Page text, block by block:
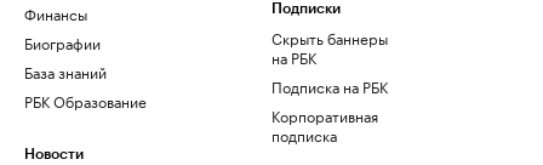
Финансы
Биографии
База знаний
РБК Образование
Новости
Подписки
Скрыть баннеры
на РБК
Подписка на РБК
Корпоративная
подписка